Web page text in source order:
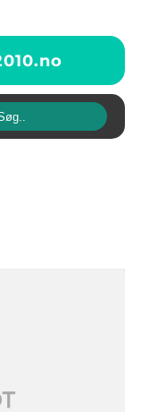
no